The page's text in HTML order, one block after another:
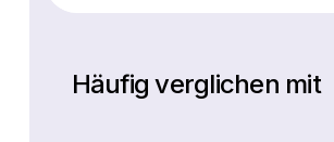
Häufig verglichen mit